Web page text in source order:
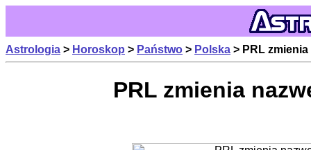
Astrologia > Horoskop > Państwo > Polska > PRL
PRL zmienia